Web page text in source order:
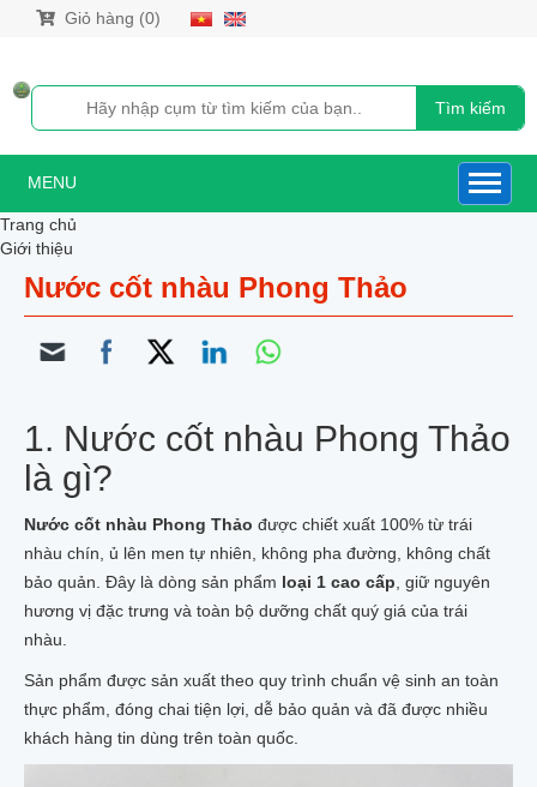
Giỏ hàng (0)
Tìm kiếm
MENU
Trang chủ
Giới thiệu
Sản phẩm
NƯỚC CỐT NHÀU
NƯỚC CỐT NHÀU XUẤT KHẨU HÀN QUỐC
NƯỚC CỐT NHÀU DƯỢC LIỆU
NƯỚC CỐT NHÀU NONI GOLD
SIRO NHÀU NGUYÊN CHẤT
QUẢ_BỘT_RỄ_VIÊN NÉN NHÀU
DẦU XOA BÓP TRÁI NHÀU
TRÁI NHÀU KHÔ
RỄ CÂY NHÀU
BỘT QUẢ NHÀU
VIÊN NÉN NHÀU
MẬT ONG NHÀU
NHÀU NGÂM MẬT ONG XUẤT KHẨU 1 LÍT
NHÀU NGÂM MẬT ONG XUẤT KHẨU 500ML
TRÀ_THẠCH NHÀU
TRÀ NHÀU TÚI LỌC
Nước cốt nhàu Phong Thảo
1. Nước cốt nhàu Phong Thảo
là gì?
Nước cốt nhàu Phong Thảo được chiết xuất 100% từ trái
nhàu chín, ủ lên men tự nhiên, không pha đường, không chất
bảo quản. Đây là dòng sản phẩm loại 1 cao cấp , giữ nguyên
hương vị đặc trưng và toàn bộ dưỡng chất quý giá của trái
nhàu.
Sản phẩm được sản xuất theo quy trình chuẩn vệ sinh an toàn
thực phẩm, đóng chai tiện lợi, dễ bảo quản và đã được nhiều
khách hàng tin dùng trên toàn quốc.